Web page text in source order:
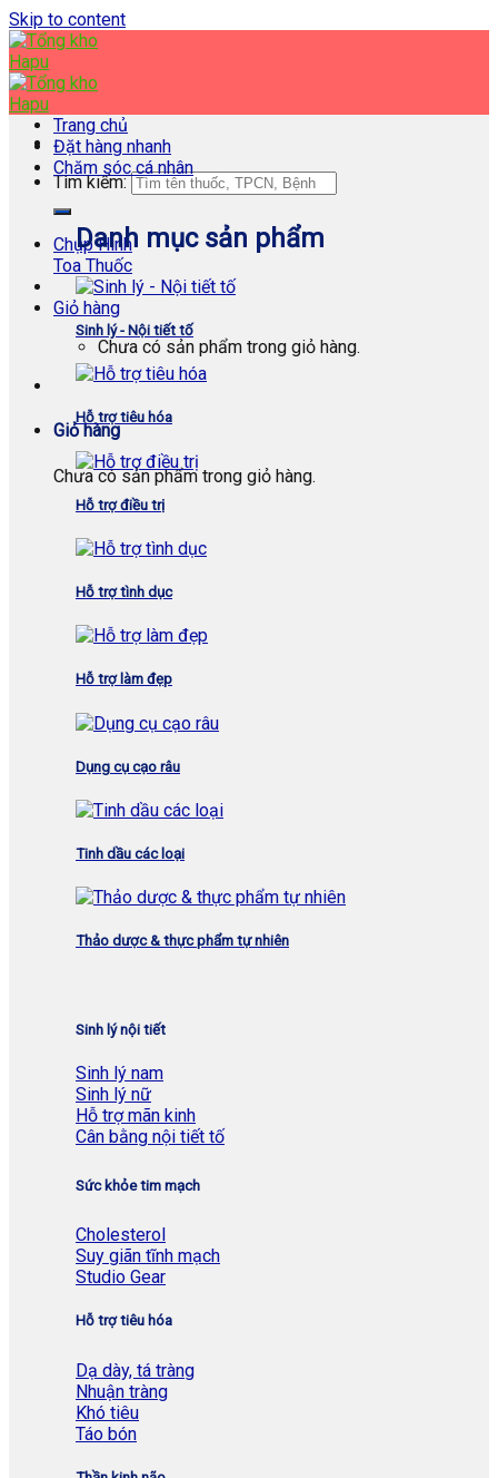
Skip to content
Tìm kiếm:
Chụp Hình
Toa Thuốc
Giỏ hàng
Chưa có sản phẩm trong giỏ hàng.
Giỏ hàng
Chưa có sản phẩm trong giỏ hàng.
Trang chủ
Đặt hàng nhanh
Chăm sóc cá nhân
Danh mục sản phẩm
Sinh lý - Nội tiết tố
Hỗ trợ tiêu hóa
Hỗ trợ điều trị
Hỗ trợ tình dục
Hỗ trợ làm đẹp
Dụng cụ cạo râu
Tinh dầu các loại
Thảo dược & thực phẩm tự nhiên
Sinh lý nội tiết
Sinh lý nam
Sinh lý nữ
Hỗ trợ mãn kinh
Cân bằng nội tiết tố
Sức khỏe tim mạch
Cholesterol
Suy giãn tĩnh mạch
Studio Gear
Hỗ trợ tiêu hóa
Dạ dày, tá tràng
Nhuận tràng
Khó tiêu
Táo bón